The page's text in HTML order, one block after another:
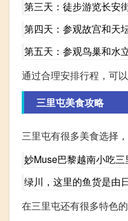
第三天：徒步游览长安
第四天：参观故宫和天
第五天：参观鸟巢和水立
通过合理安排行程，可
三里屯美食攻略
三里屯有很多美食选择
妙Muse巴黎越南小吃三
绿川，这里的鱼货是由
在三里屯还有很多特色